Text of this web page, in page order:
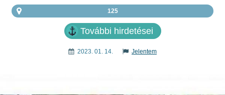
125
További hirdetései
2023. 01. 14. Jelentem